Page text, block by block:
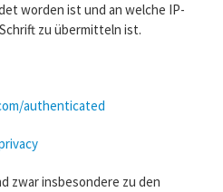
worden ist und an welche IP-
zu übermitteln ist.
authenticated
zwar insbesondere zu den